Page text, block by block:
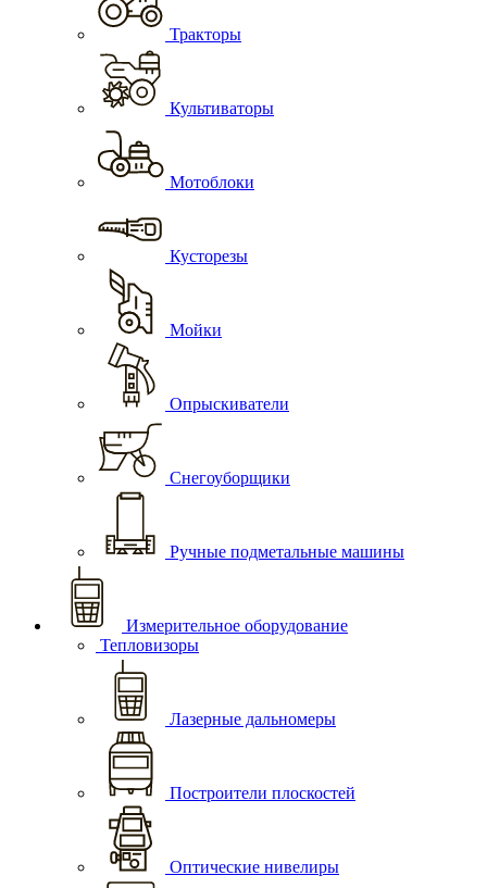
Тракторы
Культиваторы
Мотоблоки
Кусторезы
Мойки
Опрыскиватели
Снегоуборщики
Ручные подметальные машины
Измерительное оборудование
Тепловизоры
Лазерные дальномеры
Построители плоскостей
Оптические нивелиры